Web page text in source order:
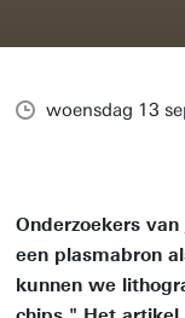
woensdag 13
Onderzoekers van
een plasmabron
kunnen we